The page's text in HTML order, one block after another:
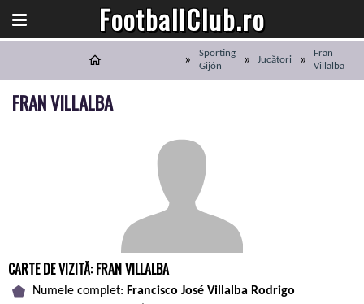
FootballClub.ro
Sporting
Gijón
Jucători
Fran
Villalba
FRAN VILLALBA
CARTE DE VIZITĂ: FRAN VILLALBA
Numele complet: Francisco José Villalba Rodrigo